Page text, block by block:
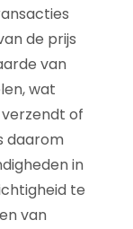
de prijs
van
wat
of
daarom
in
te
van